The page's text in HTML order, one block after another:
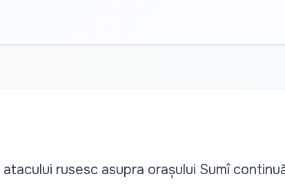
rusesc asupra orașului Sumî